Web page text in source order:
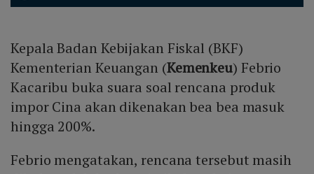
Kepala Badan Kebijakan Fiskal (BKF)
Kementerian Keuangan (Kemenkeu) Febrio
Kacaribu buka suara soal rencana produk
impor Cina akan dikenakan bea bea masuk
hingga 200%.
Febrio mengatakan, rencana tersebut masih